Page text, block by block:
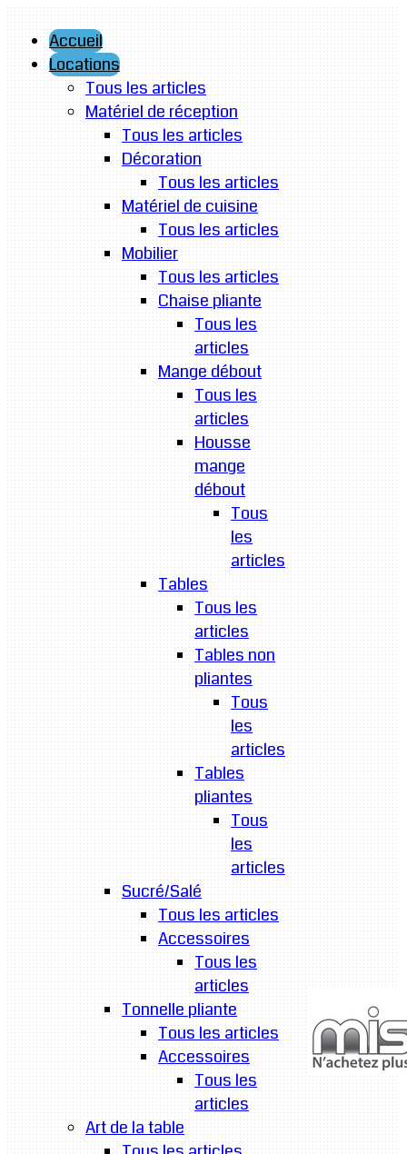
Accueil
Locations
Tous les articles
Matériel de réception
Tous les articles
Décoration
Tous les articles
Matériel de cuisine
Tous les articles
Mobilier
Tous les articles
Chaise pliante
Tous les
articles
Mange débout
Tous les
articles
Housse
mange
débout
Tous
les
articles
Tables
Tous les
articles
Tables non
pliantes
Tous
les
articles
Tables
pliantes
Tous
les
articles
Sucré/Salé
Tous les articles
Accessoires
Tous les
articles
Tonnelle pliante
Tous les articles
Accessoires
Tous les
articles
Art de la table